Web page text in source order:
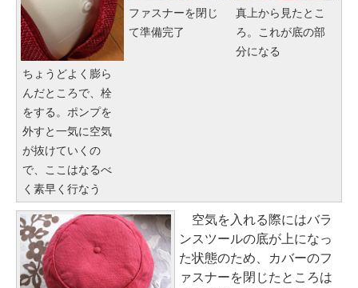
ちょうどよく膨ら
んだところで、栓
をする。ポンプを
外すと一気に空気
が抜けていくの
で、ここはなるべ
く素早く行なう
ファスナーを閉じ
て準備完了
真上から見たとこ
ろ。これが底の部
分になる
空気を入れる際にはバラ
ンスツールの底が上になっ
た状態のため、カバーのフ
ァスナーを閉じたところは